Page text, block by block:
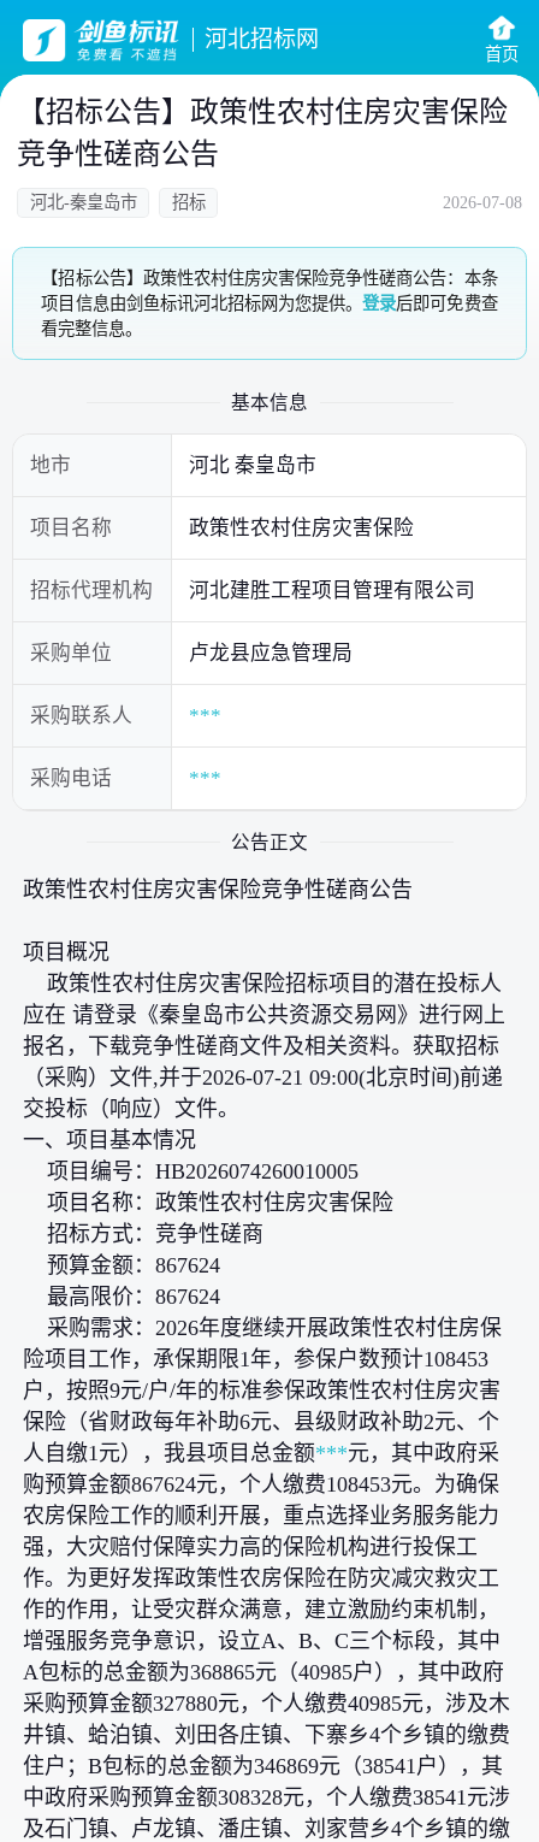
河北招标网
首页
【招标公告】政策性农村住房灾害保险
竞争性磋商公告
河北-秦皇岛市 招标 2026-07-08
【招标公告】政策性农村住房灾害保险竞争性磋商公告：本条
项目信息由剑鱼标讯河北招标网为您提供。登录后即可免费查
看完整信息。
基本信息
地市 河北 秦皇岛市
项目名称 政策性农村住房灾害保险
招标代理机构 河北建胜工程项目管理有限公司
采购单位 卢龙县应急管理局
采购联系人 ***
采购电话 ***
公告正文
政策性农村住房灾害保险竞争性磋商公告
项目概况
政策性农村住房灾害保险招标项目的潜在投标人
应在 请登录《秦皇岛市公共资源交易网》进行网上
报名，下载竞争性磋商文件及相关资料。获取招标
（采购）文件,并于2026-07-21 09:00(北京时间)前递
交投标（响应）文件。
一、项目基本情况
项目编号：HB2026074260010005
项目名称：政策性农村住房灾害保险
招标方式：竞争性磋商
预算金额：867624
最高限价：867624
采购需求：2026年度继续开展政策性农村住房保
险项目工作，承保期限1年，参保户数预计108453
户，按照9元/户/年的标准参保政策性农村住房灾害
保险（省财政每年补助6元、县级财政补助2元、个
人自缴1元），我县项目总金额***元，其中政府采
购预算金额867624元，个人缴费108453元。为确保
农房保险工作的顺利开展，重点选择业务服务能力
强，大灾赔付保障实力高的保险机构进行投保工
作。为更好发挥政策性农房保险在防灾减灾救灾工
作的作用，让受灾群众满意，建立激励约束机制，
增强服务竞争意识，设立A、B、C三个标段，其中
A包标的总金额为368865元（40985户），其中政府
采购预算金额327880元，个人缴费40985元，涉及木
井镇、蛤泊镇、刘田各庄镇、下寨乡4个乡镇的缴费
住户；B包标的总金额为346869元（38541户），其
中政府采购预算金额308328元，个人缴费38541元涉
及石门镇、卢龙镇、潘庄镇、刘家营乡4个乡镇的缴